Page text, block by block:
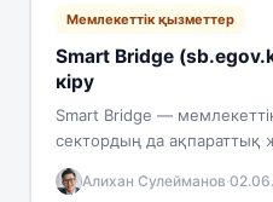
Мемлекеттік қызметтер
Smart Bridge
кіру
Smart Bridge —
сектордың да ақпараттық
қимылы үшін жасалған
платформа қатысушылар
Алихан Сулейманов·